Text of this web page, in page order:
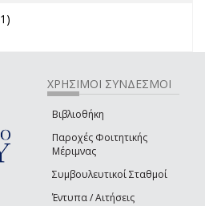
ΧΡΗΣΙΜΟΙ ΣΥΝΔΕΣΜΟΙ
Βιβλιοθήκη
Παροχές Φοιτητικής
Μέριμνας
Συμβουλευτικοί Σταθμοί
Έντυπα / Αιτήσεις